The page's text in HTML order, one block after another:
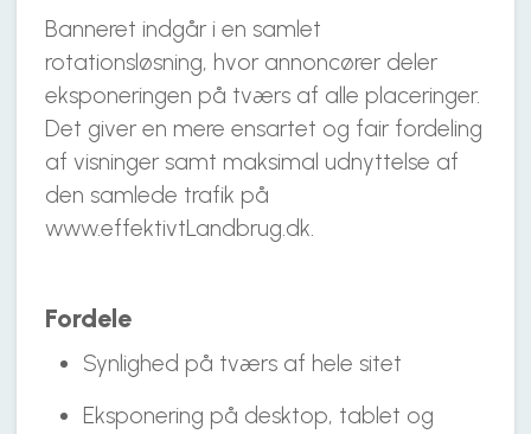
Banneret indgår i en samlet
rotationsløsning, hvor annoncører deler
eksponeringen på tværs af alle placeringer.
Det giver en mere ensartet og fair fordeling
af visninger samt maksimal udnyttelse af
den samlede trafik på
www.effektivtLandbrug.dk.
Fordele
Synlighed på tværs af hele sitet
Eksponering på desktop, tablet og